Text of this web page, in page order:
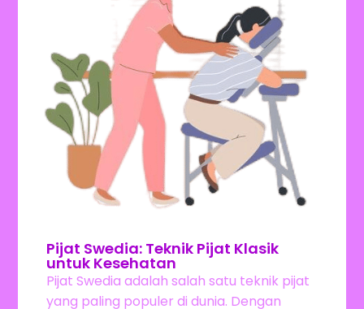
Pijat Swedia: Teknik Pijat Klasik
untuk Kesehatan
Pijat Swedia adalah salah satu teknik pijat
yang paling populer di dunia. Dengan